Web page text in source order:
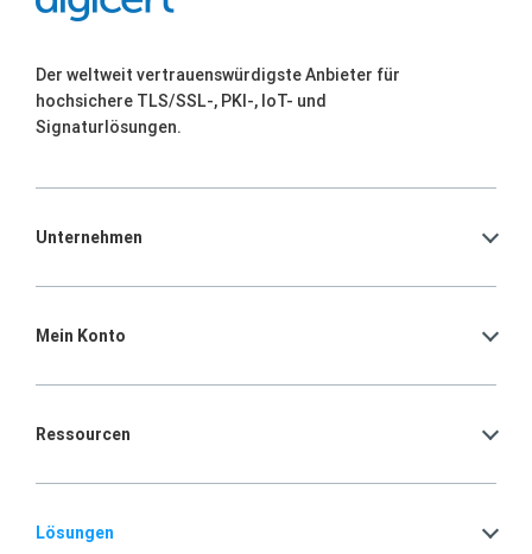
Der weltweit vertrauenswürdigste Anbieter für
hochsichere TLS/SSL-, PKI-, IoT- und
Signaturlösungen.
Unternehmen
Mein Konto
Ressourcen
Lösungen